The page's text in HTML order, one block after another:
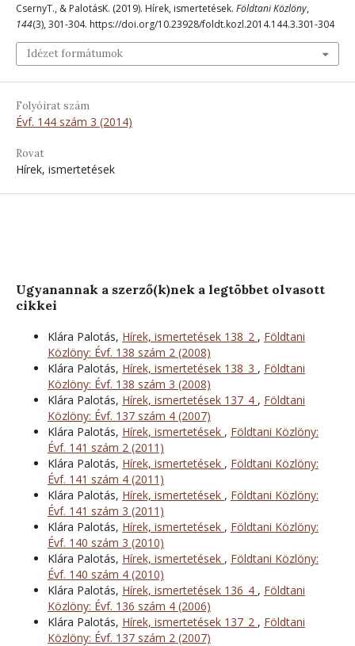
CsernyT., & PalotásK. (2019). Hírek, ismertetések. Földtani Közlöny,
144(3), 301-304. https://doi.org/10.23928/foldt.kozl.2014.144.3.301-304
Idézet formátumok
Folyóirat szám
Évf. 144 szám 3 (2014)
Rovat
Hírek, ismertetések
Ugyanannak a szerző(k)nek a legtöbbet olvasott
cikkei
Klára Palotás, Hírek, ismertetések 138_2 , Földtani
Közlöny: Évf. 138 szám 2 (2008)
Klára Palotás, Hírek, ismertetések 138_3 , Földtani
Közlöny: Évf. 138 szám 3 (2008)
Klára Palotás, Hírek, ismertetések 137_4 , Földtani
Közlöny: Évf. 137 szám 4 (2007)
Klára Palotás, Hírek, ismertetések , Földtani Közlöny:
Évf. 141 szám 2 (2011)
Klára Palotás, Hírek, ismertetések , Földtani Közlöny:
Évf. 141 szám 4 (2011)
Klára Palotás, Hírek, ismertetések , Földtani Közlöny:
Évf. 141 szám 3 (2011)
Klára Palotás, Hírek, ismertetések , Földtani Közlöny:
Évf. 140 szám 3 (2010)
Klára Palotás, Hírek, ismertetések , Földtani Közlöny:
Évf. 140 szám 4 (2010)
Klára Palotás, Hírek, ismertetések 136_4 , Földtani
Közlöny: Évf. 136 szám 4 (2006)
Klára Palotás, Hírek, ismertetések 137_2 , Földtani
Közlöny: Évf. 137 szám 2 (2007)